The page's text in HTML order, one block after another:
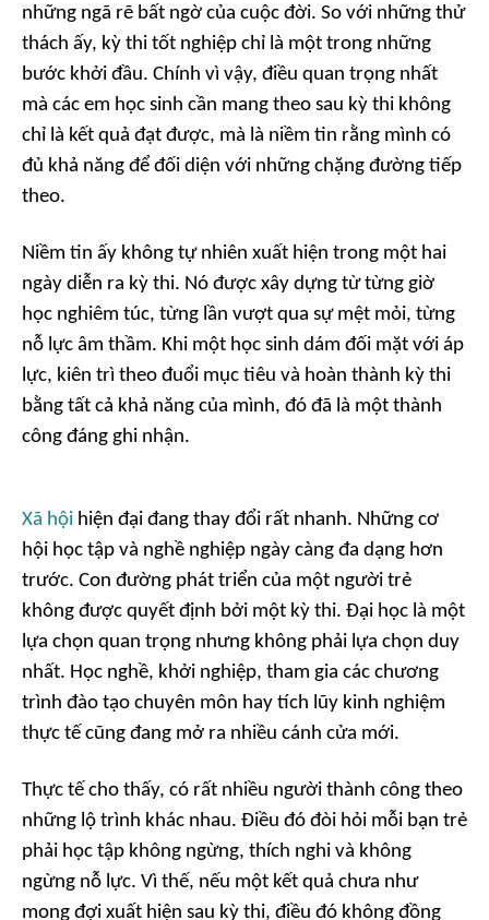
những ngã rẽ bất ngờ của cuộc đời. So với những thử
thách ấy, kỳ thi tốt nghiệp chỉ là một trong những
bước khởi đầu. Chính vì vậy, điều quan trọng nhất
mà các em học sinh cần mang theo sau kỳ thi không
chỉ là kết quả đạt được, mà là niềm tin rằng mình có
đủ khả năng để đối diện với những chặng đường tiếp
theo.
Niềm tin ấy không tự nhiên xuất hiện trong một hai
ngày diễn ra kỳ thi. Nó được xây dựng từ từng giờ
học nghiêm túc, từng lần vượt qua sự mệt mỏi, từng
nỗ lực âm thầm. Khi một học sinh dám đối mặt với áp
lực, kiên trì theo đuổi mục tiêu và hoàn thành kỳ thi
bằng tất cả khả năng của mình, đó đã là một thành
công đáng ghi nhận.
Xã hội hiện đại đang thay đổi rất nhanh. Những cơ
hội học tập và nghề nghiệp ngày càng đa dạng hơn
trước. Con đường phát triển của một người trẻ
không được quyết định bởi một kỳ thi. Đại học là một
lựa chọn quan trọng nhưng không phải lựa chọn duy
nhất. Học nghề, khởi nghiệp, tham gia các chương
trình đào tạo chuyên môn hay tích lũy kinh nghiệm
thực tế cũng đang mở ra nhiều cánh cửa mới.
Thực tế cho thấy, có rất nhiều người thành công theo
những lộ trình khác nhau. Điều đó đòi hỏi mỗi bạn trẻ
phải học tập không ngừng, thích nghi và không
ngừng nỗ lực. Vì thế, nếu một kết quả chưa như
mong đợi xuất hiện sau kỳ thi, điều đó không đồng